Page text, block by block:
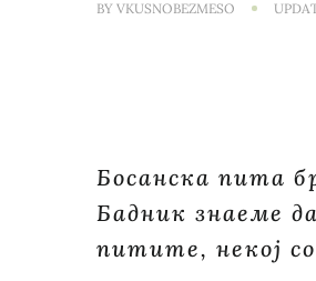
BYVKUSNOBEZMESO
Босанска пита
Бадник знаеме
питите, некој